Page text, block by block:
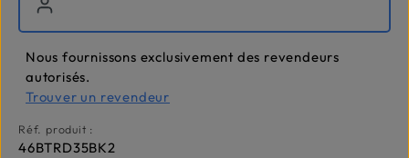
Nous fournissons exclusivement des revendeurs
autorisés.
Trouver un revendeur
Réf. produit :
46BTRD35BK2